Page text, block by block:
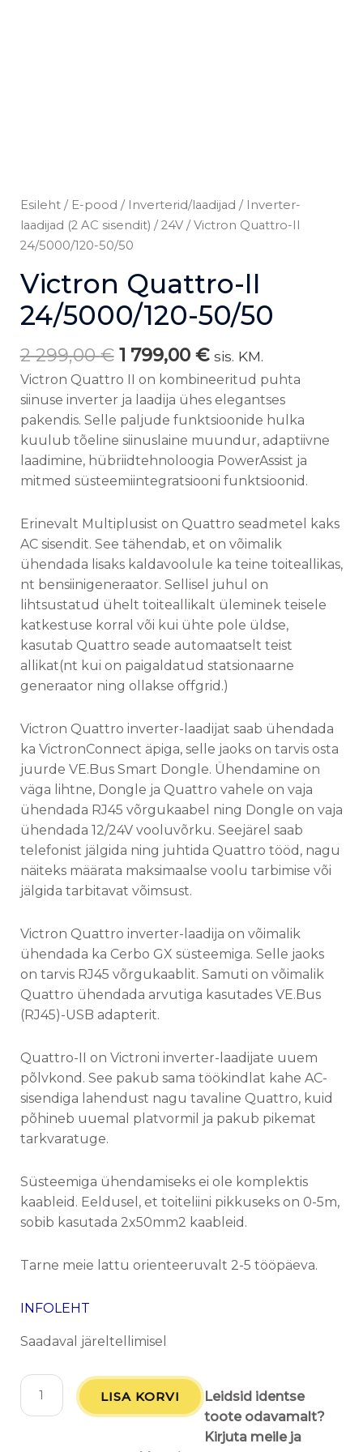
Esileht/ E-pood / Inverterid/laadijad /
Inverter-
laadijad (2 AC sisendit) / 24V/ Victron Quattro-II
24/5000/120-50/50
Victron Quattro-II
24/5000/120-50/50
2 299,00€ 1 799,00 € sis. KM.
Victron Quattro II on kombineeritud puhta
siinuse inverter ja laadija ühes elegantses
pakendis. Selle paljude funktsioonide hulka
kuulub tõeline siinuslaine muundur, adaptiivne
laadimine, hübriidtehnoloogia PowerAssist ja
mitmed süsteemiintegratsiooni funktsioonid.
Erinevalt Multiplusist on Quattro seadmetel kaks
AC sisendit. See tähendab, et on võimalik
ühendada lisaks kaldavoolule ka teine toiteallikas,
nt bensiinigeneraator. Sellisel juhul on
lihtsustatud ühelt toiteallikalt üleminek teisele
katkestuse korral või kui ühte pole üldse,
kasutab Quattro seade automaatselt teist
allikat(nt kui on paigaldatud statsionaarne
generaator ning ollakse offgrid.)
Victron Quattro inverter-laadijat saab ühendada
ka VictronConnect äpiga, selle jaoks on tarvis osta
juurde VE.Bus Smart Dongle. Ühendamine on
väga lihtne, Dongle ja Quattro vahele on vaja
ühendada RJ45 võrgukaabel ning Dongle on vaja
ühendada 12/24V vooluvõrku. Seejärel saab
telefonist jälgida ning juhtida Quattro tööd, nagu
näiteks määrata maksimaalse voolu tarbimise või
jälgida tarbitavat võimsust.
Victron Quattro inverter-laadija on võimalik
ühendada ka Cerbo GX süsteemiga. Selle jaoks
on tarvis RJ45 võrgukaablit. Samuti on võimalik
Quattro ühendada arvutiga kasutades VE.Bus
(RJ45)-USB adapterit.
Quattro-II on Victroni inverter-laadijate uuem
põlvkond. See pakub sama töökindlat kahe AC-
sisendiga lahendust nagu tavaline Quattro, kuid
põhineb uuemal platvormil ja pakub pikemat
tarkvaratuge.
Süsteemiga ühendamiseks ei ole komplektis
kaableid. Eeldusel, et toiteliini pikkuseks on 0-5m,
sobib kasutada 2x50mm2 kaableid.
Tarne meie lattu orienteeruvalt 2-5 tööpäeva.
INFOLEHT
Saadaval järeltellimisel
LISA KORVI
Leidsid identse
toote odavamalt?
Kirjuta meile ja